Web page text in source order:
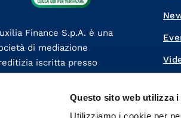
Questo sito web utilizza i
Finance S.p.A. è una
di mediazione
iscritta presso
dei Mediatori, al numero M21